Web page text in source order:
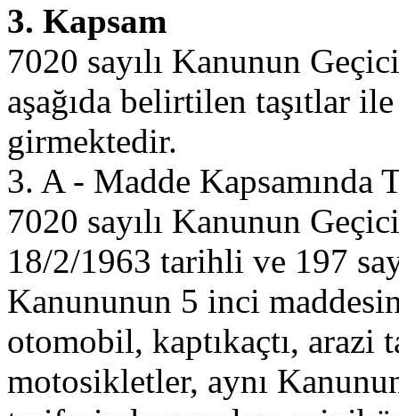
3. Kapsam
7020 sayılı Kanunun
aşağıda belirtilen taşıtlar
girmektedir.
3. A - Madde Kapsamında
7020 sayılı Kanunun
18/2/1963 tarihli ve 197
Kanununun 5 inci
otomobil, kaptıkaçtı, arazi
motosikletler, aynı